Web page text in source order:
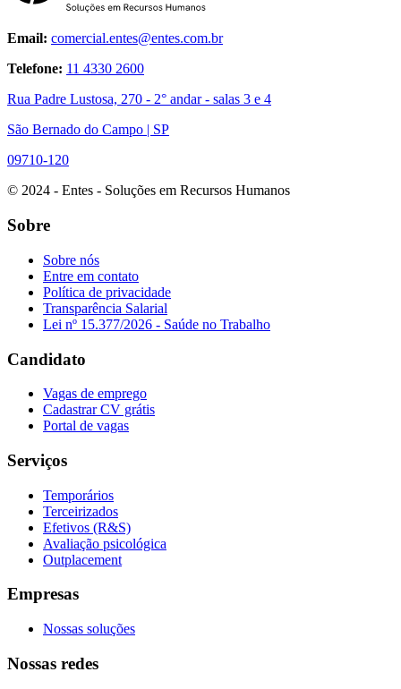
Email: comercial.entes@entes.com.br
Telefone: 11 4330 2600
Rua Padre Lustosa, 270 - 2° andar - salas 3 e 4
São Bernado do Campo | SP
09710-120
© 2024 - Entes - Soluções em Recursos Humanos
Sobre
Sobre nós
Entre em contato
Política de privacidade
Transparência Salarial
Lei nº 15.377/2026 - Saúde no Trabalho
Candidato
Vagas de emprego
Cadastrar CV grátis
Portal de vagas
Serviços
Temporários
Terceirizados
Efetivos (R&S)
Avaliação psicológica
Outplacement
Empresas
Nossas soluções
Nossas redes